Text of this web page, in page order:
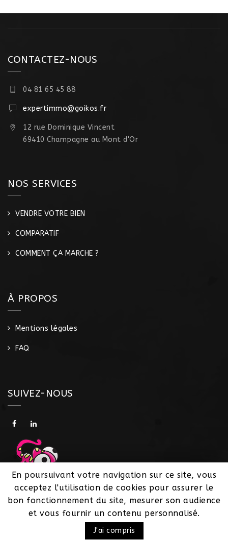
CONTACTEZ-NOUS
04 81 65 45 88
expertimmo@goikos.fr
12 rue Dominique Vincent
69410 Champagne au Mont d'Or
NOS SERVICES
VENDRE VOTRE BIEN
COMPARATIF
COMMENT ÇA MARCHE ?
À PROPOS
Mentions légales
FAQ
SUIVEZ-NOUS
Copyright © 2020Goikos. Tous droits réservés.
En poursuivant votre navigation sur ce site, vous
acceptez l'utilisation de cookies pour assurer le
bon fonctionnement du site, mesurer son audience
et vous fournir un contenu personnalisé.
J'ai compris